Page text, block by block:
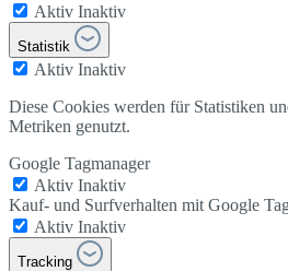
Aktiv Inaktiv
Statistik
Aktiv Inaktiv
Diese Cookies werden für Statistiken
Metriken genutzt.
Google Tagmanager
Aktiv Inaktiv
Kauf- und Surfverhalten mit Google
Aktiv Inaktiv
Tracking